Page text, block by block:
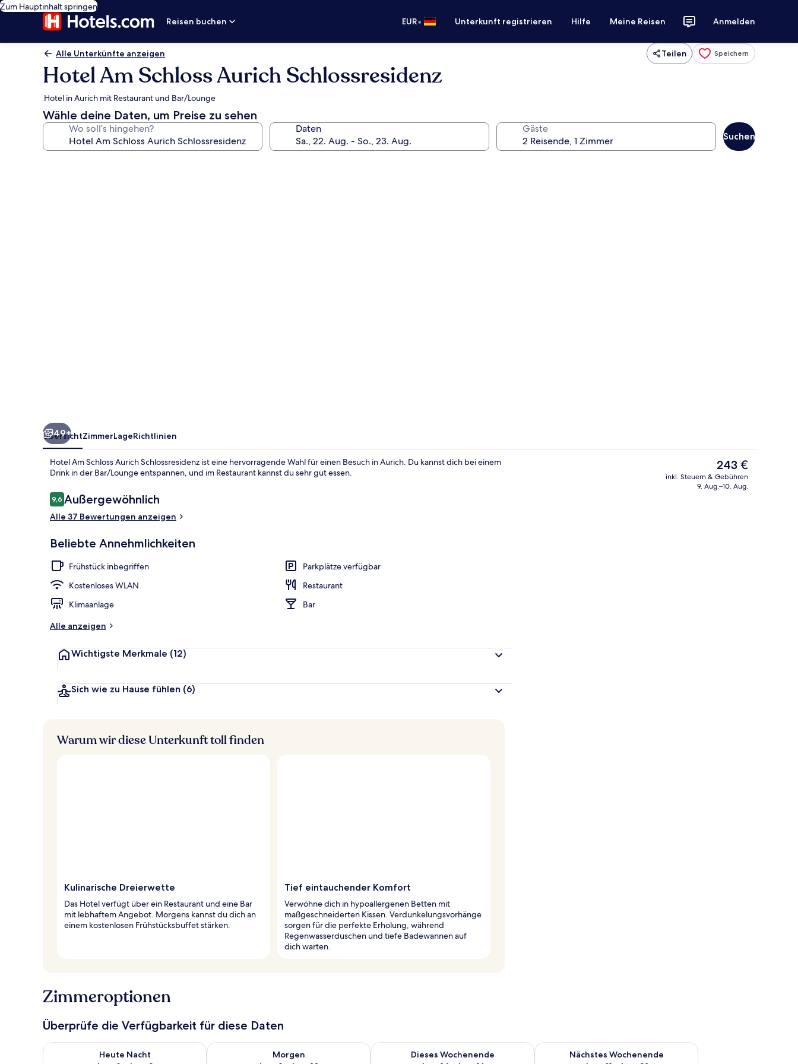
Zum Hauptinhalt springen
Reisen buchen
EUR• Unterkunft registrieren Hilfe Meine Reisen Anmelden
Alle Unterkünfte anzeigen Teilen Speichern
Hotel Am Schloss Aurich Schlossresidenz
Hotel in Aurich mit Restaurant und Bar/Lounge
Wähle deine Daten, um Preise zu sehen
Wo soll’s hingehen? Daten Gäste
Suchen
Fassade der Unterkunft
Deluxe-Doppelzimmer | Allergikerbettwaren, Minibar, Zimmersafe, Schreibtisch
Superior-Einzelzimmer |
49+
ÜbersichtZimmerLageRichtlinien
Hotel Am Schloss Aurich Schlossresidenz ist eine hervorragende Wahl für einen Besuch in Aurich. Du kannst dich bei einem
Drink in der Bar/Lounge entspannen, und im Restaurant kannst du sehr gut essen.
Bewertungen
9,69,6 von 10.
Außergewöhnlich
Alle 37 Bewertungen anzeigen
Beliebte Annehmlichkeiten
Frühstück inbegriffen
Parkplätze verfügbar
Kostenloses WLAN
Restaurant
Klimaanlage
Bar
Alle anzeigen
Wichtigste Merkmale (12)
Sich wie zu Hause fühlen (6)
Der
aktuelle
Preis
243 €
inkl. Steuern & Gebühren
9. Aug.–10. Aug.
Warum wir diese Unterkunft toll finden
Kulinarische Dreierwette
Das Hotel verfügt über ein Restaurant und eine Bar
mit lebhaftem Angebot. Morgens kannst du dich an
einem kostenlosen Frühstücksbuffet stärken.
Tief eintauchender Komfort
Verwöhne dich in hypoallergenen Betten mit
maßgeschneiderten Kissen. Verdunkelungsvorhänge
sorgen für die perfekte Erholung, während
Regenwasserduschen und tiefe Badewannen auf
dich warten.
Zimmeroptionen
Überprüfe die Verfügbarkeit für diese Daten
Heute Nacht
Überprüfe die Verfügbarkeit für heute Nacht, Aug. 8 - Aug. 9.
Morgen
Überprüfe die Verfügbarkeit für morgen, Aug. 9 - Aug. 10.
Dieses Wochenende
Überprüfe die Verfügbarkeit für dieses Wochenende, Aug. 14 - Aug. 16.
Nächstes Wochenende
Überprüfe die Verfügbarkeit für nächstes Wochenende, Aug.